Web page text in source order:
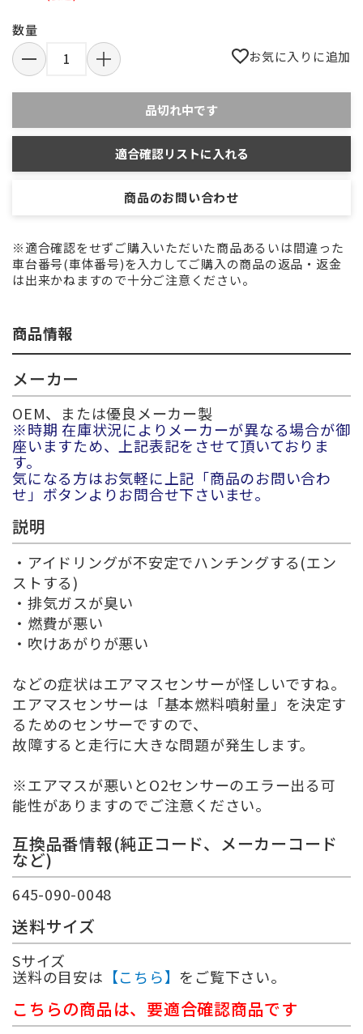
数量
お気に入りに追加
品切れ中です
適合確認リストに入れる
商品のお問い合わせ
※適合確認をせずご購入いただいた商品あるいは間違った
車台番号(車体番号)を入力してご購入の商品の返品・返金
は出来かねますので十分ご注意ください。
商品情報
メーカー
OEM、または優良メーカー製
※時期 在庫状況によりメーカーが異なる場合が御
座いますため、上記表記をさせて頂いておりま
す。
気になる方はお気軽に上記「商品のお問い合わ
せ」ボタンよりお問合せ下さいませ。
説明
・アイドリングが不安定でハンチングする(エン
ストする)
・排気ガスが臭い
・燃費が悪い
・吹けあがりが悪い
などの症状はエアマスセンサーが怪しいですね。
エアマスセンサーは「基本燃料噴射量」を決定す
るためのセンサーですので、
故障すると走行に大きな問題が発生します。
※エアマスが悪いとO2センサーのエラー出る可
能性がありますのでご注意ください。
互換品番情報(純正コード、メーカーコード
など)
645-090-0048
送料サイズ
Sサイズ
送料の目安は 【こちら】 をご覧下さい。
こちらの商品は、要適合確認商品です